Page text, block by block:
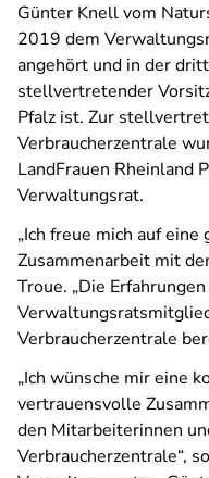
Günter Knell vom
2019 dem
angehört und in der
stellvertretender
Pfalz ist. Zur
Verbraucherzentrale
LandFrauen Rheinland
Verwaltungsrat.
„Ich freue mich auf
Zusammenarbeit mit
Troue. „Die
Verbraucherzentrale
„Ich wünsche mir eine
vertrauensvolle
den Mitarbeiterinnen
Verbraucherzentrale“,